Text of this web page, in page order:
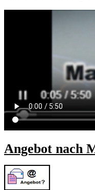
Angebot nach